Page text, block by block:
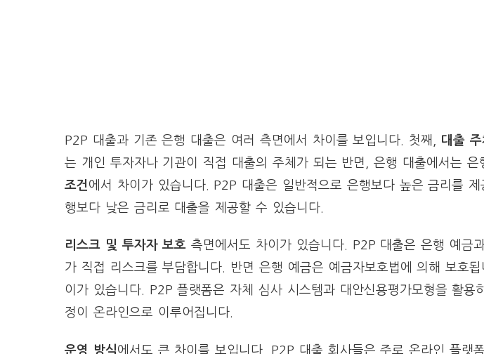
P2P 대출과 기존 은행 대출은 여러 측면에서 차이를 보입니다. 첫째, 대출 주
는 개인 투자자나 기관이 직접 대출의 주체가 되는 반면, 은행 대출에서는 은
조건 에서 차이가 있습니다. P2P 대출은 일반적으로 은행보다 높은 금리를
행보다 낮은 금리로 대출을 제공할 수 있습니다.
리스크 및 투자자 보호 측면에서도 차이가 있습니다. P2P 대출은 은행 예금
가 직접 리스크를 부담합니다. 반면 은행 예금은 예금자보호법에 의해 보호됩
이가 있습니다. P2P 플랫폼은 자체 심사 시스템과 대안신용평가모형을 활용
정이 온라인으로 이루어집니다.
운영 방식에서도 큰 차이를 보입니다. P2P 대출 회사들은 주로 온라인 플랫